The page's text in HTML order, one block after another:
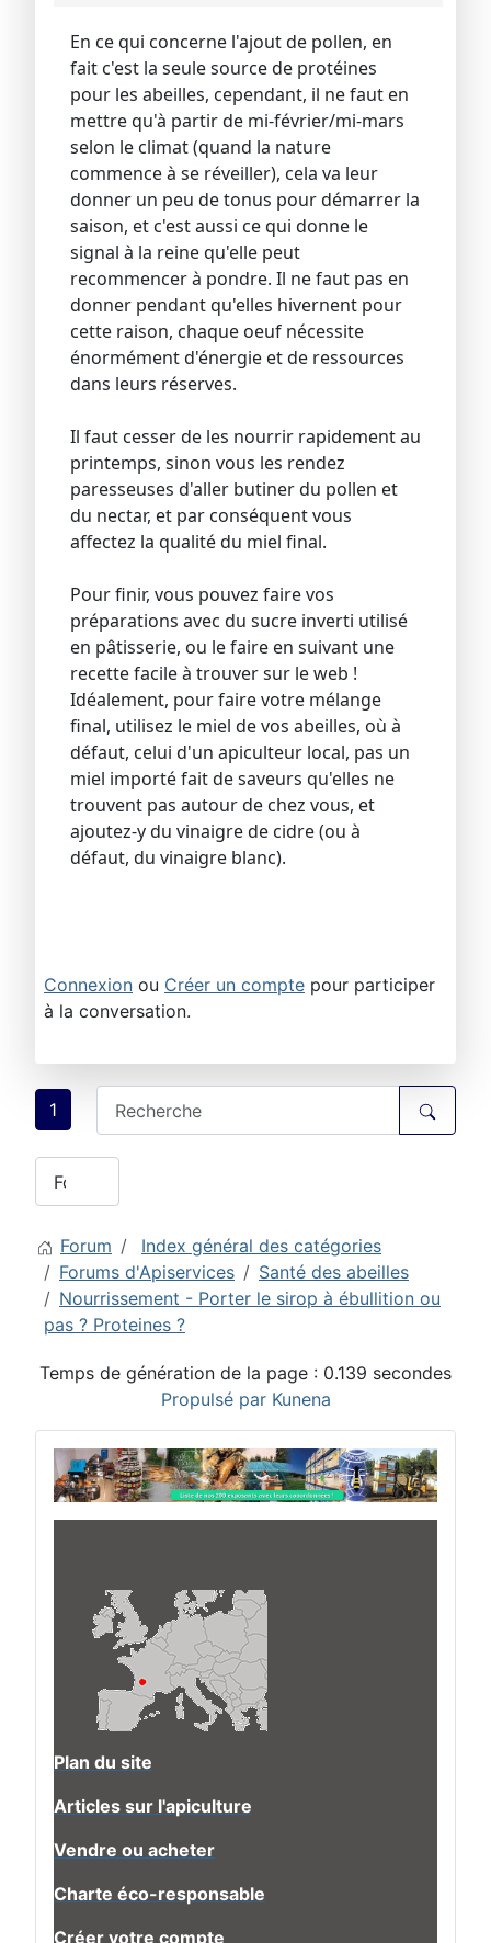
En ce qui concerne l'ajout de pollen, en
fait c'est la seule source de protéines
pour les abeilles, cependant, il ne faut en
mettre qu'à partir de mi-février/mi-mars
selon le climat (quand la nature
commence à se réveiller), cela va leur
donner un peu de tonus pour démarrer la
saison, et c'est aussi ce qui donne le
signal à la reine qu'elle peut
recommencer à pondre. Il ne faut pas en
donner pendant qu'elles hivernent pour
cette raison, chaque oeuf nécessite
énormément d'énergie et de ressources
dans leurs réserves.
Il faut cesser de les nourrir rapidement au
printemps, sinon vous les rendez
paresseuses d'aller butiner du pollen et
du nectar, et par conséquent vous
affectez la qualité du miel final.
Pour finir, vous pouvez faire vos
préparations avec du sucre inverti utilisé
en pâtisserie, ou le faire en suivant une
recette facile à trouver sur le web !
Idéalement, pour faire votre mélange
final, utilisez le miel de vos abeilles, où à
défaut, celui d'un apiculteur local, pas un
miel importé fait de saveurs qu'elles ne
trouvent pas autour de chez vous, et
ajoutez-y du vinaigre de cidre (ou à
défaut, du vinaigre blanc).
Connexion ou Créer un compte pour participer
à la conversation.
1
Forum
Index général des catégories
Forums d'Apiservices
Santé des abeilles
Nourrissement - Porter le sirop à ébullition ou
pas ? Proteines ?
Temps de génération de la page : 0.139 secondes
Propulsé par Kunena
Plan du site
Articles sur l'apiculture
Vendre ou acheter
Charte éco-responsable
Créer votre compte